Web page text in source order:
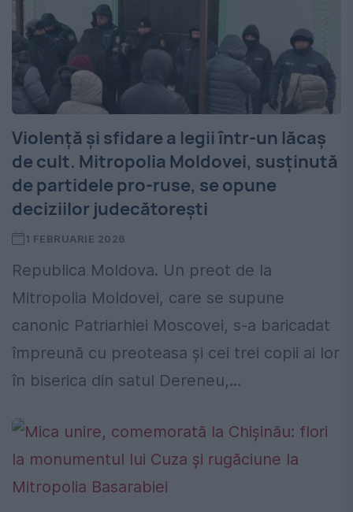
Violenţă şi sfidare a legii într-un lăcaş
de cult. Mitropolia Moldovei, susţinută
de partidele pro-ruse, se opune
deciziilor judecătoreşti
1 FEBRUARIE 2026
Republica Moldova. Un preot de la
Mitropolia Moldovei, care se supune
canonic Patriarhiei Moscovei, s-a baricadat
împreună cu preoteasa şi cei trei copii ai lor
în biserica din satul Dereneu,...